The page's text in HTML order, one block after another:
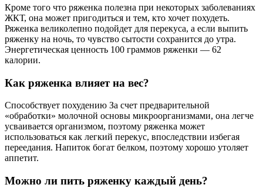
Кроме того что ряженка полезна при некоторых заболеваниях
ЖКТ, она может пригодиться и тем, кто хочет похудеть.
Ряженка великолепно подойдет для перекуса, а если выпить
ряженку на ночь, то чувство сытости сохранится до утра.
Энергетическая ценность 100 граммов ряженки — 62
калории.
Как ряженка влияет на вес?
Способствует похудению За счет предварительной
«обработки» молочной основы микроорганизмами, она легче
усваивается организмом, поэтому ряженка может
использоваться как легкий перекус, впоследствии избегая
переедания. Напиток богат белком, поэтому хорошо утоляет
аппетит.
Можно ли пить ряженку каждый день?